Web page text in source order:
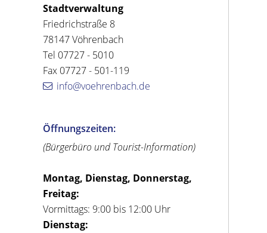
Stadtverwaltung
Friedrichstraße 8
78147 Vöhrenbach
Tel 07727 - 5010
Fax 07727 - 501-119
info@voehrenbach.de
Öffnungszeiten:
(Bürgerbüro und Tourist-Information)
Montag, Dienstag, Donnerstag,
Freitag:
Vormittags: 9:00 bis 12:00 Uhr
Dienstag: